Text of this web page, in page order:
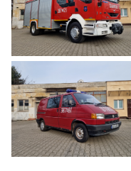
Pokaż
zdjęcie
1
z
galerii.